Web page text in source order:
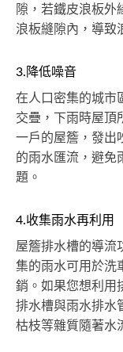
隙，若鐵皮浪板外
浪板縫隙內，導致
3.降低噪音
在人口密集的城市
交疊，下雨時屋頂
一戶的屋簷，發出
的雨水匯流，避免
題。
4.收集雨水再利用
屋簷排水槽的導流
集的雨水可用於洗
銷。如果您想利用
排水槽與雨水排水
枯枝等雜質隨著水